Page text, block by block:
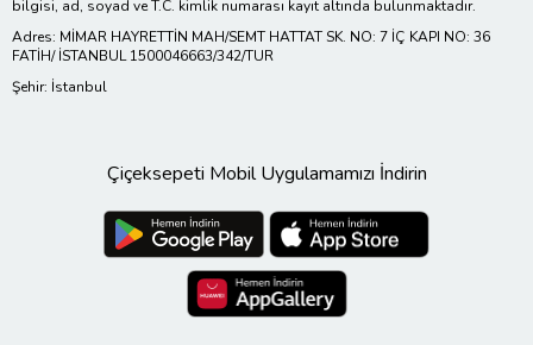
bilgisi, ad, soyad ve T.C. kimlik numarası kayıt altında bulunmaktadır.
Adres: MİMAR HAYRETTİN MAH/SEMT HATTAT SK. NO: 7 İÇ KAPI NO: 36
FATİH/ İSTANBUL 1500046663/342/TUR
Şehir: İstanbul
Çiçeksepeti Mobil Uygulamamızı İndirin